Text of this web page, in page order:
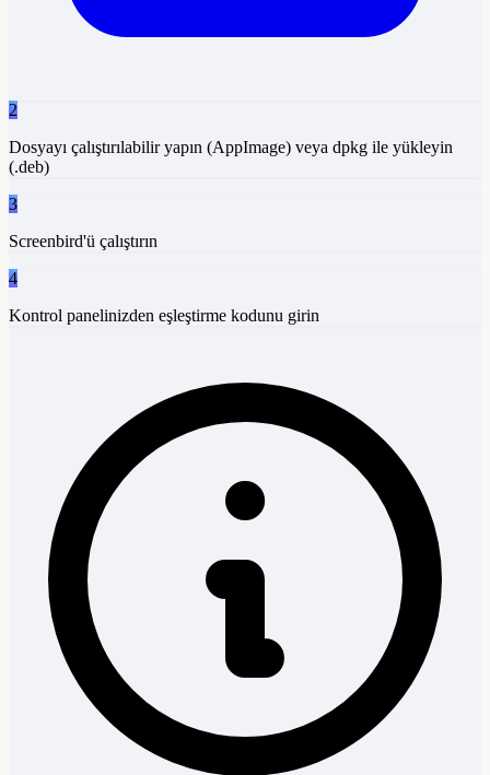
2
Dosyayı çalıştırılabilir yapın (AppImage) veya dpkg ile yükleyin
(.deb)
3
Screenbird'ü çalıştırın
4
Kontrol panelinizden eşleştirme kodunu girin